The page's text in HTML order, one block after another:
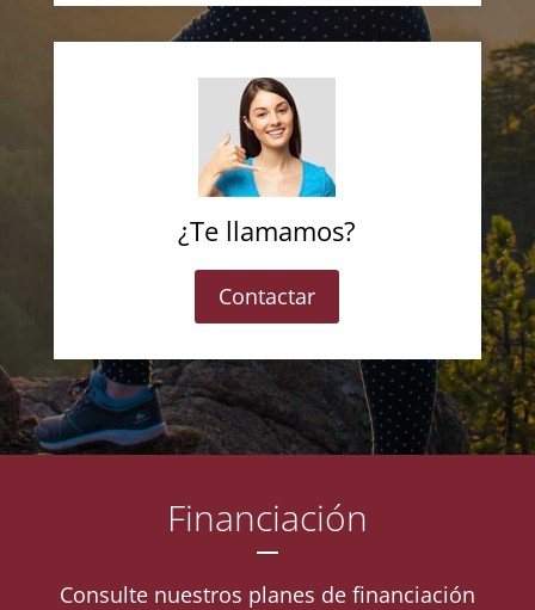
¿Te llamamos?
Contactar
Financiación
Consulte nuestros planes de financiación